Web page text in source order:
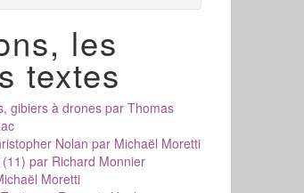
les
textes
gibiers à dronespar Thomas
Nolan par Michaël Moretti
par Richard Monnier
Moretti